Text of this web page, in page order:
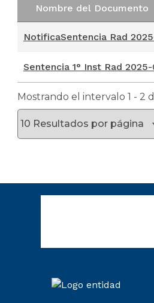
Nombre del Documento
NotificaSentencia Rad
Sentencia 1° Inst Rad
Mostrando el intervalo 1 - 2